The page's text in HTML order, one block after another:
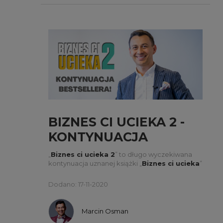
BIZNES CI UCIEKA 2 -
KONTYNUACJA
BESTSELLERA!
Dodano: 17-11-2020
„Biznes ci ucieka 2” to długo wyczekiwana
kontynuacja uznanej książki „Biznes ci ucieka”
biznesie, choć nie tylko.
Marcin Osman